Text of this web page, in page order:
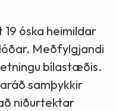
óska heimildar
Meðfylgjandi
bílastæðis.
samþykkir
niðurtektar